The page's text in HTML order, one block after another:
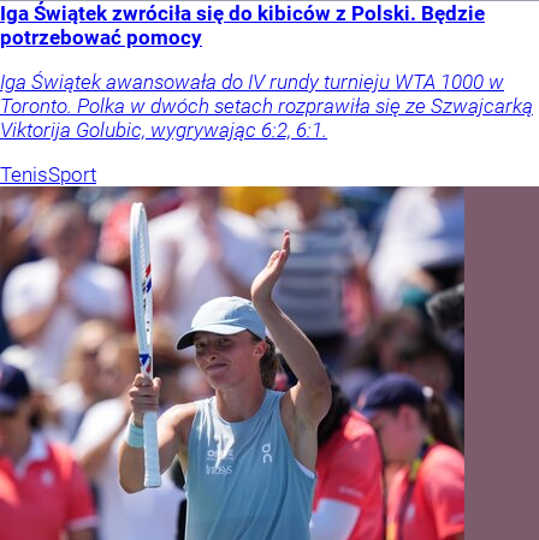
Iga Świątek zwróciła się do kibiców z Polski. Będzie
potrzebować pomocy
Iga Świątek awansowała do IV rundy turnieju WTA 1000 w
Toronto. Polka w dwóch setach rozprawiła się ze Szwajcarką
Viktorija Golubic, wygrywając 6:2, 6:1.
TenisSport